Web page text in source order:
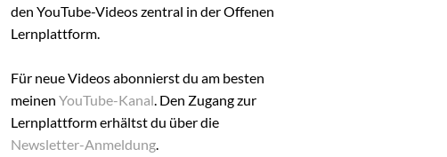
den YouTube-Videos zentral in der Offenen
Lernplattform.
Für neue Videos abonnierst du am besten
meinen YouTube-Kanal. Den Zugang zur
Lernplattform erhältst du über die
Newsletter-Anmeldung.